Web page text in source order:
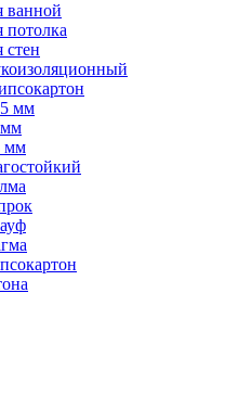
ванной
потолка
стен
мм
мм
мм